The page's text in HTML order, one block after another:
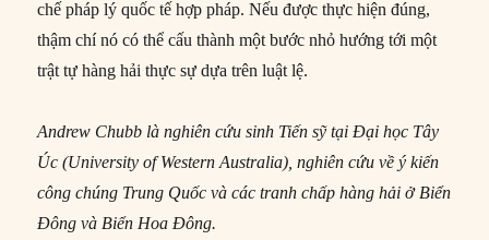
chế pháp lý quốc tế hợp pháp. Nếu được thực hiện đúng,
thậm chí nó có thể cấu thành một bước nhỏ hướng tới một
trật tự hàng hải thực sự dựa trên luật lệ.
Andrew Chubb là nghiên cứu sinh Tiến sỹ tại Đại học Tây
Úc (University of Western Australia), nghiên cứu về ý kiến
công chúng Trung Quốc và các tranh chấp hàng hải ở Biển
Đông và Biển Hoa Đông.